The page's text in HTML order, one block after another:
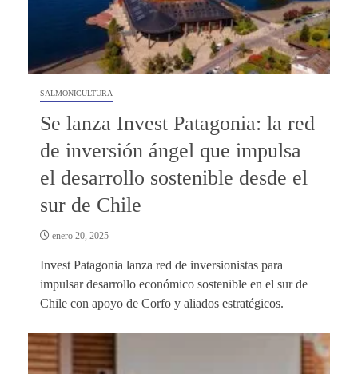
SALMONICULTURA
Se lanza Invest Patagonia: la red
de inversión ángel que impulsa
el desarrollo sostenible desde el
sur de Chile
enero 20, 2025
Invest Patagonia lanza red de inversionistas para
impulsar desarrollo económico sostenible en el sur de
Chile con apoyo de Corfo y aliados estratégicos.